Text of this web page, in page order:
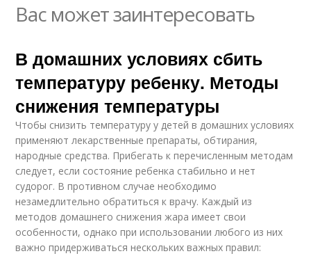
Вас может заинтересовать
В домашних условиях сбить
температуру ребенку. Методы
снижения температуры
Чтобы снизить температуру у детей в домашних условиях
применяют лекарственные препараты, обтирания,
народные средства. Прибегать к перечисленным методам
следует, если состояние ребенка стабильно и нет
судорог. В противном случае необходимо
незамедлительно обратиться к врачу. Каждый из
методов домашнего снижения жара имеет свои
особенности, однако при использовании любого из них
важно придерживаться нескольких важных правил: